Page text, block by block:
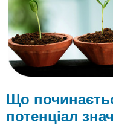
Закономірності
зростання
населення
Експоненціальне
зростання
K
-Вибрані
Що
потенціал